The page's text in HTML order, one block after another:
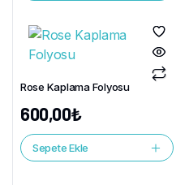
Rose Kaplama Folyosu
600,00₺
Sepete Ekle